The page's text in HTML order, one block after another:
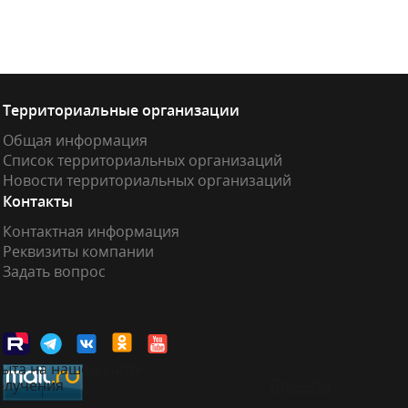
Территориальные организации
Общая информация
Список территориальных организаций
Новости территориальных организаций
Контакты
Контактная информация
Реквизиты компании
Задать вопрос
на нашем сайте.